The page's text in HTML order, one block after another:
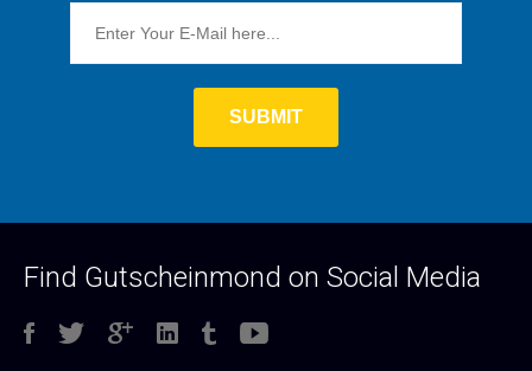
Find Gutscheinmond on Social Media